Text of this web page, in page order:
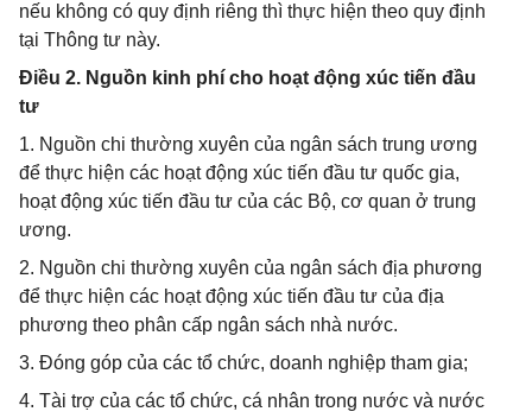
nếu không có quy định riêng thì thực hiện theo quy định
tại Thông tư này.
Điều 2. Nguồn kinh phí cho hoạt động xúc tiến đầu
tư
1. Nguồn chi thường xuyên của ngân sách trung ương
để thực hiện các hoạt động xúc tiến đầu tư quốc gia,
hoạt động xúc tiến đầu tư của các Bộ, cơ quan ở trung
ương.
2. Nguồn chi thường xuyên của ngân sách địa phương
để thực hiện các hoạt động xúc tiến đầu tư của địa
phương theo phân cấp ngân sách nhà nước.
3. Đóng góp của các tổ chức, doanh nghiệp tham gia;
4. Tài trợ của các tổ chức, cá nhân trong nước và nước